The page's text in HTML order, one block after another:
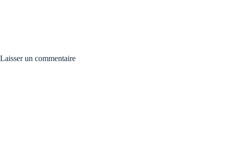
Laisser un commentaire